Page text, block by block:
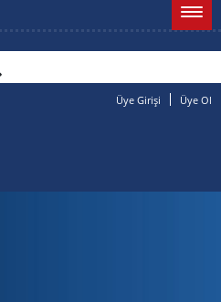
Üye Girişi Üye Ol